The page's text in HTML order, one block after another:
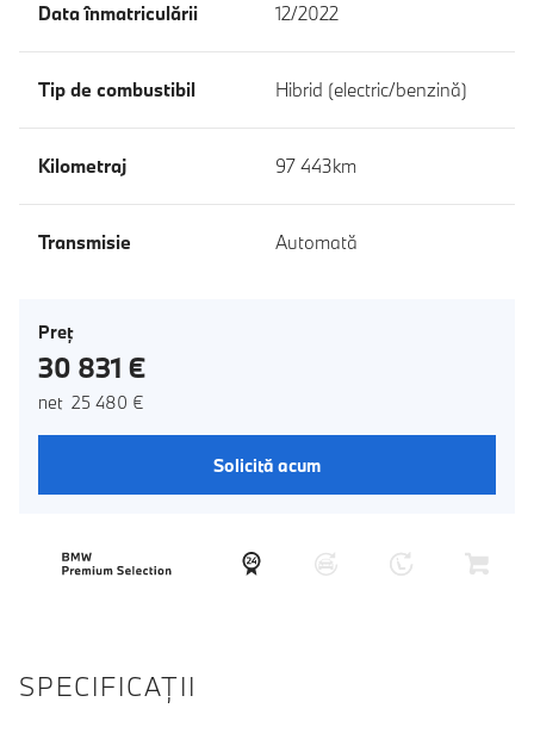
Data înmatriculării 12/2022
Tip de combustibil Hibrid (electric/benzină)
Kilometraj 97 443km
Transmisie Automată
Preţ
30 831 €
net 25 480 €
Solicită acum
SPECIFICAŢII